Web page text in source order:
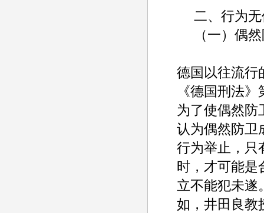
二、行为无
（一）偶然
德国以往流行
《德国刑法
为了使偶然防
认为偶然防卫
行为举止，只
时，才可能是
立不能犯未遂
如，井田良教